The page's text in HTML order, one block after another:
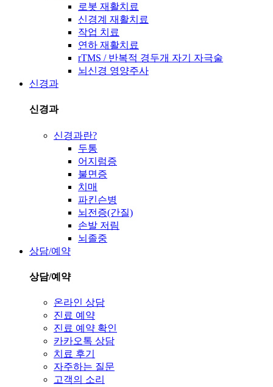
로봇 재활치료
신경계 재활치료
작업 치료
연하 재활치료
rTMS / 반복적 경두개 자기 자극술
뇌신경 영양주사
신경과
신경과
신경과란?
두통
어지럼증
불면증
치매
파킨슨병
뇌전증(간질)
손발 저림
뇌졸중
상담/예약
상담/예약
온라인 상담
진료 예약
진료 예약 확인
카카오톡 상담
치료 후기
자주하는 질문
고객의 소리